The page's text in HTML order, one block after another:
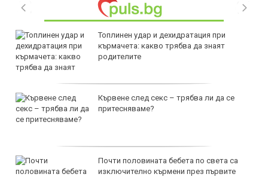
Топлинен удар и дехидратация при
кърмачета: какво трябва да знаят
родителите
Кървене след секс – трябва ли да се
притесняваме?
Почти половината бебета по света са
изключително кърмени през първите